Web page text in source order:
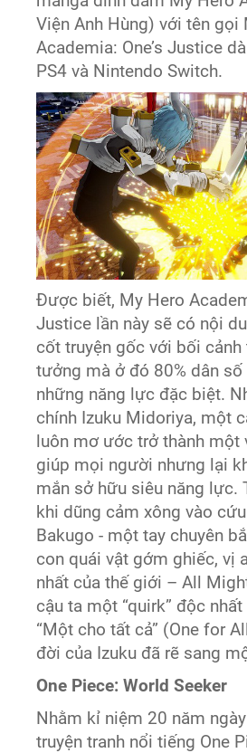
Viện Anh Hùng) với tên gọi
Academia: One’s Justice
PS4 và Nintendo Switch.
Được biết, My Hero
Justice lần này sẽ có nội
cốt truyện gốc với bối
tưởng mà ở đó 80% dân
những năng lực đặc biệt.
chính Izuku Midoriya, một
luôn mơ ước trở thành một
giúp mọi người nhưng lại
mắn sở hữu siêu năng lực.
khi dũng cảm xông vào
Bakugo - một tay chuyên
con quái vật gớm ghiếc, vị
nhất của thế giới – All
cậu ta một “quirk” độc
“Một cho tất cả” (One for
đời của Izuku đã rẽ sang
One Piece: World Seeker
Nhằm kỉ niệm 20 năm
truyện tranh nổi tiếng One